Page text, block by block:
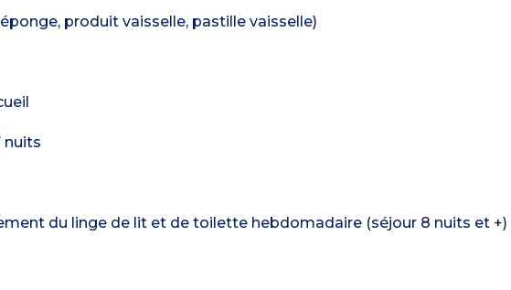
produit vaisselle, pastille vaisselle)
nuits
du linge de lit et de toilette hebdomadaire (séjour 8 nuits et +)